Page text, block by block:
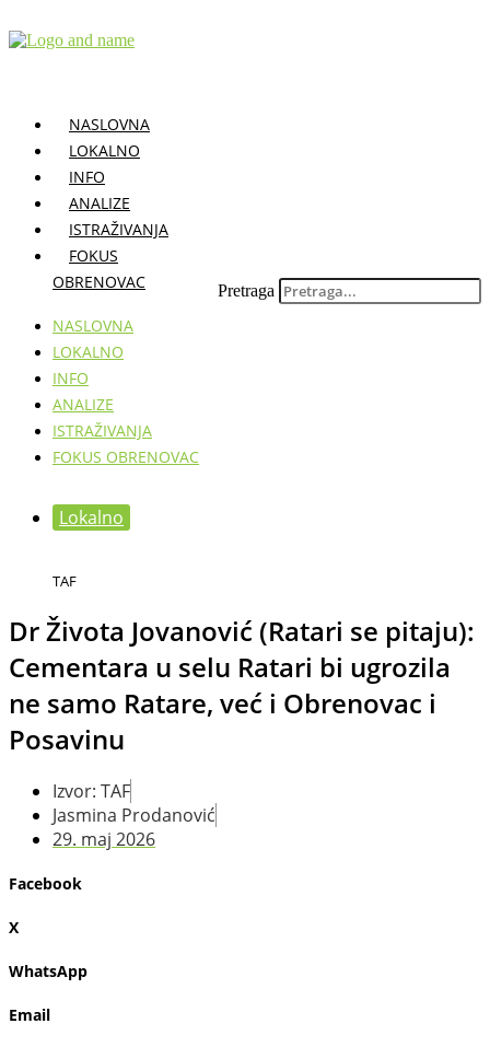
na
NASLOVNA
LOKALNO
INFO
ANALIZE
ISTRAŽIVANJA
FOKUS
OBRENOVAC
NASLOVNA
LOKALNO
INFO
ANALIZE
ISTRAŽIVANJA
FOKUS OBRENOVAC
Pretraga
Lokalno
TAF
Dr Života Jovanović (Ratari se pitaju):
Cementara u selu Ratari bi ugrozila
ne samo Ratare, već i Obrenovac i
Posavinu
Izvor: TAF
Jasmina Prodanović
29. maj 2026
Facebook
X
WhatsApp
Email